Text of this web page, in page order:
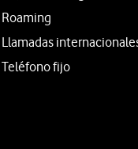
Roaming
Llamadas
Teléfono fijo